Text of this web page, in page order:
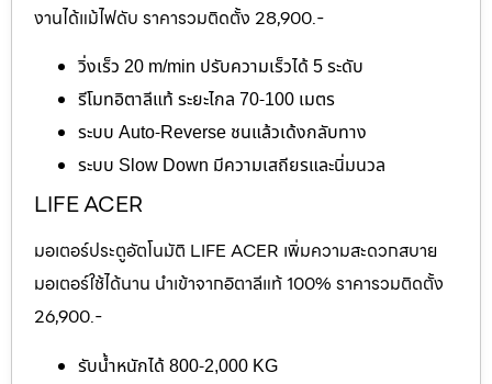
งานได้แม้ไฟดับ ราคารวมติดตั้ง 28,900.-
วิ่งเร็ว 20 m/min ปรับความเร็วได้ 5 ระดับ
รีโมทอิตาลีแท้ ระยะไกล 70-100 เมตร
ระบบ Auto-Reverse ชนแล้วเด้งกลับทาง
ระบบ Slow Down มีความเสถียรและนิ่มนวล
LIFE ACER
มอเตอร์ประตูอัตโนมัติ LIFE ACER เพิ่มความสะดวกสบาย
มอเตอร์ใช้ได้นาน นำเข้าจากอิตาลีแท้ 100% ราคารวมติดตั้ง
26,900.-
รับน้ำหนักได้ 800-2,000 KG